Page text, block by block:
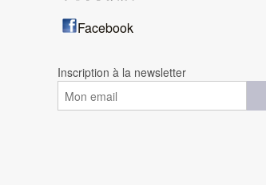
Facebook
Inscription à la newsletter